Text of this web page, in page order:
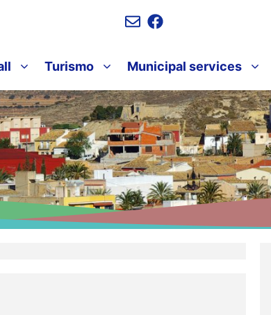
Turismo Municipal services